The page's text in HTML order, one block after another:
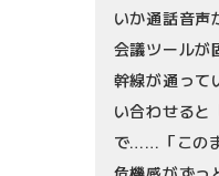
いか通話音声
会議ツールが
幹線が通って
い合わせると
で……「この